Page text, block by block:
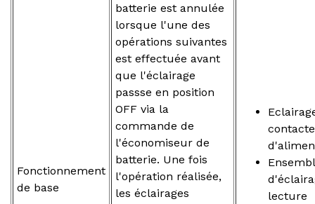
Fonctionnement
de base
batterie est annulée
lorsque l'une des
opérations suivantes
est effectuée avant
que l'éclairage
passse en position
OFF via la
commande de
l'économiseur de
batterie. Une fois
l'opération réalisée,
les éclairages
lecture